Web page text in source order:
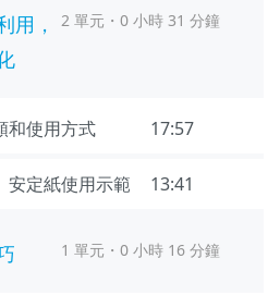
用，
2 單元・0 小時 31 分鐘
和使用方式 17:57
安定紙使用示範 13:41
1 單元・0 小時 16 分鐘